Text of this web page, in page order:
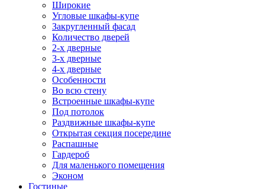
Широкие
Угловые шкафы-купе
Закругленный фасад
Количество дверей
2-х дверные
3-х дверные
4-х дверные
Особенности
Во всю стену
Встроенные шкафы-купе
Под потолок
Раздвижные шкафы-купе
Открытая секция посередине
Распашные
Гардероб
Для маленького помещения
Эконом
Гостиные